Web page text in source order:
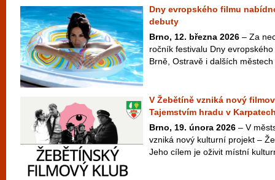
Dny evropského filmu
debuty
Brno, 12. března 2026 – Za
ročník festivalu Dny
Brně, Ostravě i dalších
V Žebětíně vzniká nový
Tajemstvím hradu v
Brno, 19. února 2026 – V
vzniká nový kulturní projekt –
Jeho cílem je oživit místní